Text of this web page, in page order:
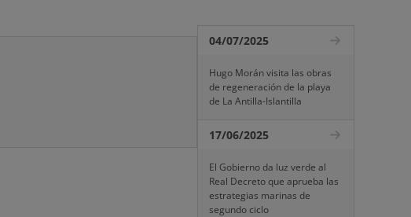
04/07/2025
Hugo Morán visita las obras
de regeneración de la playa
de La Antilla-Islantilla
17/06/2025
El Gobierno da luz verde al
Real Decreto que aprueba las
estrategias marinas de
segundo ciclo